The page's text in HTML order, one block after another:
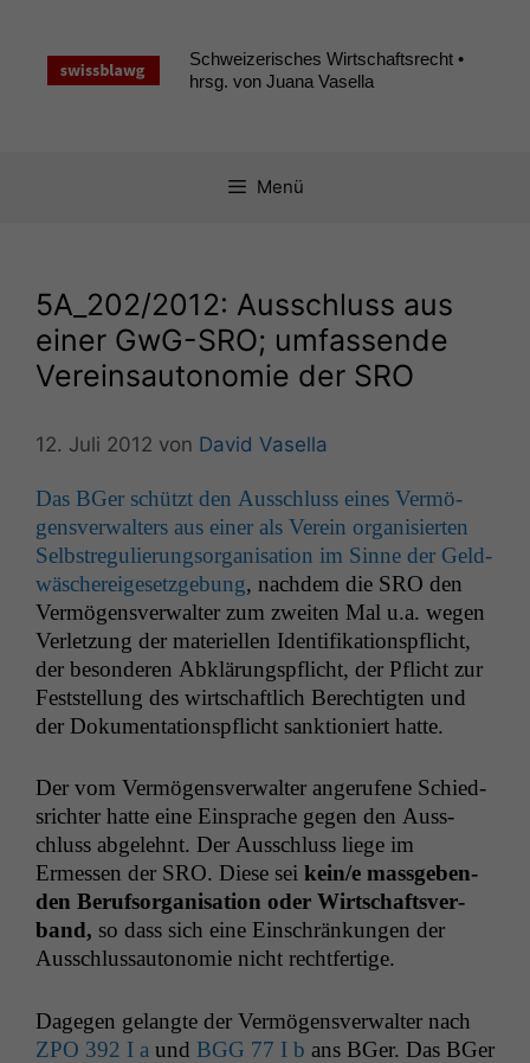
springen
Schweizerisches Wirtschaftsrecht •
hrsg. von Juana Vasella
Menü
5A_202/2012: Ausschluss aus
einer GwG-SRO; umfassende
Vereinsautonomie der SRO
12. Juli 2012 von David Vasella
Das BGer schützt den Auss­chluss eines Ver­mö­
gensver­wal­ters aus ein­er als Vere­in organ­isierten
Selb­streg­ulierung­sor­gan­i­sa­tion im Sinne der Geld­
wäschereige­set­zge­bung, nach­dem die SRO den
Ver­mö­gensver­wal­ter zum zweit­en Mal u.a. wegen
Ver­let­zung der materiellen Iden­ti­fika­tion­spflicht,
der beson­deren Abklärungspflicht, der Pflicht zur
Fest­stel­lung des wirtschaftlich Berechtigten und
der Doku­men­ta­tion­spflicht sank­tion­iert hatte.
Der vom Ver­mö­gensver­wal­ter angerufene Schied­
srichter hat­te eine Ein­sprache gegen den Auss­
chluss abgelehnt. Der Auss­chluss liege im
Ermessen der SRO. Diese sei kein/e mass­geben­
den Beruf­sor­gan­i­sa­tion oder Wirtschaftsver­
band, so dass sich eine Ein­schränkun­gen der
Auss­chlus­sau­tonomie nicht rechtfertige.
Dage­gen gelangte der Ver­mö­gensver­wal­ter nach
ZPO 392 I a und BGG 77 I b ans BGer. Das BGer